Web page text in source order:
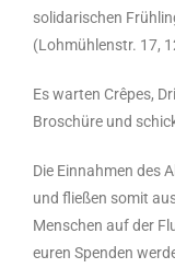
solidarischen
(Lohmühlenstr. 17,
Es warten Crêpes,
Broschüre und
Die Einnahmen des
und fließen somit
Menschen auf der
euren Spenden